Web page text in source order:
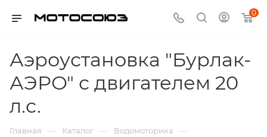
0
Аэроустановка "Бурлак-
АЭРО" с двигателем 20
л.с.
Главная — Каталог — Водомоторика —